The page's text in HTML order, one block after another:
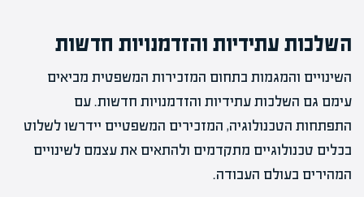
השלכות עתידיות והזדמנויות חדשות
השינויים והמגמות בתחום המזכירות המשפטית מביאים
עימם גם השלכות עתידיות והזדמנויות חדשות. עם
התפתחות הטכנולוגיה, המזכירים המשפטיים יידרשו לשלוט
בכלים טכנולוגיים מתקדמים ולהתאים את עצמם לשינויים
המהירים בעולם העבודה.